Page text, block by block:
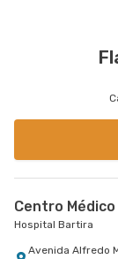
Centro
Hospital Bartira
Avenida Alfredo